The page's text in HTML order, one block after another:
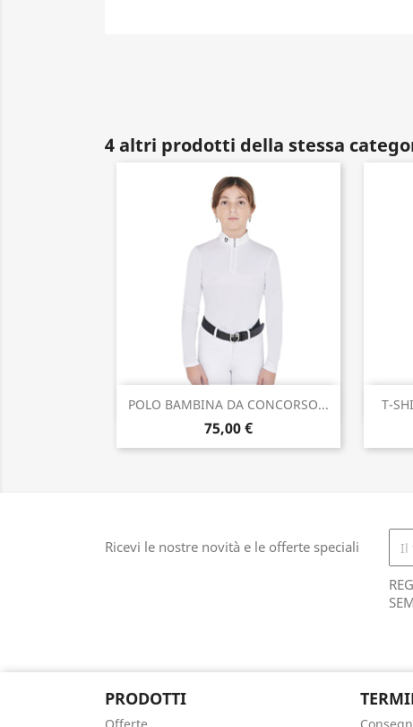
4 altri prodotti della stessa
POLO BAMBINA DA CONCORSO...
75,00 €
Anteprima T-
Ricevi le nostre novità e le offerte speciali
PRODOTTI